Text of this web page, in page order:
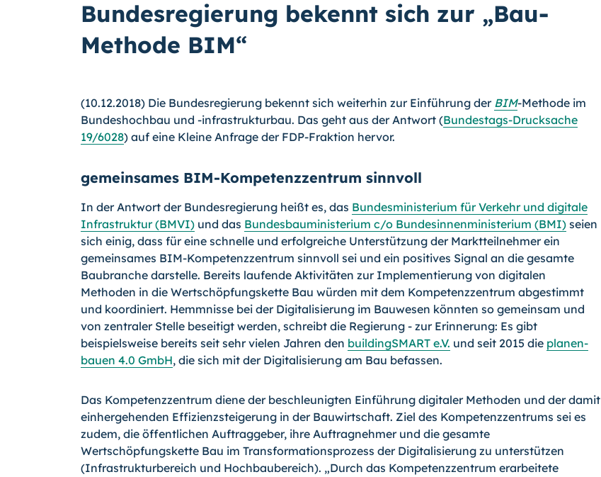
Bundesregierung bekennt sich zur „Bau-
Methode BIM“
(10.12.2018) Die Bundesregierung bekennt sich weiterhin zur Einführung der BIM-Methode im
Bundeshochbau und -infrastrukturbau. Das geht aus der Antwort (Bundestags-Drucksache
19/6028) auf eine Kleine Anfrage der FDP-Fraktion hervor.
gemeinsames BIM-Kompetenzzentrum sinnvoll
In der Antwort der Bundesregierung heißt es, das Bundesministerium für Verkehr und digitale
Infrastruktur (BMVI) und das Bundesbauministerium c/o Bundesinnenministerium (BMI) seien
sich einig, dass für eine schnelle und erfolgreiche Unterstützung der Marktteilnehmer ein
gemeinsames BIM-Kompetenzzentrum sinnvoll sei und ein positives Signal an die gesamte
Baubranche darstelle. Bereits laufende Aktivitäten zur Implementierung von digitalen
Methoden in die Wertschöpfungskette Bau würden mit dem Kompetenzzentrum abgestimmt
und koordiniert. Hemmnisse bei der Digitalisierung im Bauwesen könnten so gemeinsam und
von zentraler Stelle beseitigt werden, schreibt die Regierung - zur Erinnerung: Es gibt
beispielsweise bereits seit sehr vielen Jahren den buildingSMART e.V. und seit 2015 die planen-
bauen 4.0 GmbH, die sich mit der Digitalisierung am Bau befassen.
Das Kompetenzzentrum diene der beschleunigten Einführung digitaler Methoden und der damit
einhergehenden Effizienzsteigerung in der Bauwirtschaft. Ziel des Kompetenzzentrums sei es
zudem, die öffentlichen Auftraggeber, ihre Auftragnehmer und die gesamte
Wertschöpfungskette Bau im Transformationsprozess der Digitalisierung zu unterstützen
(Infrastrukturbereich und Hochbaubereich). „Durch das Kompetenzzentrum erarbeitete